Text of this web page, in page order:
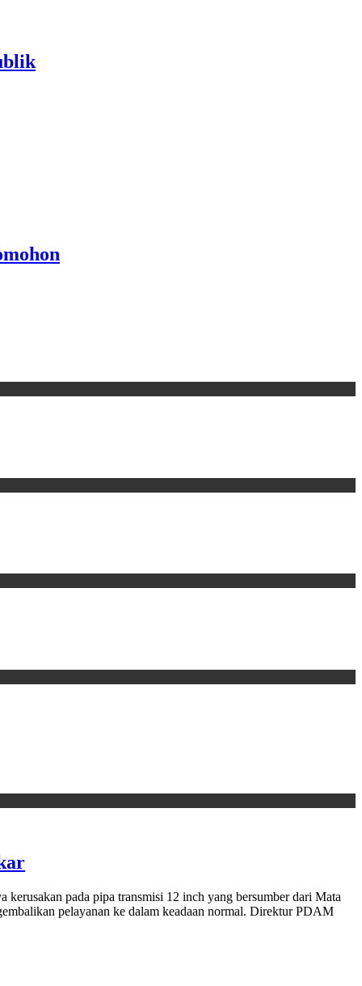
pada pipa transmisi 12 inch yang bersumber dari Mata
pelayanan ke dalam keadaan normal. Direktur PDAM